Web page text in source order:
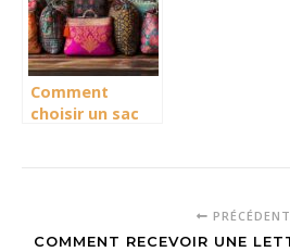
Comment
choisir un sac
PRÉCÉDENT
COMMENT RECEVOIR UNE